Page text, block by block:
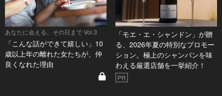
あなたに会える、その日まで Vol.3
「こんな話ができて嬉しい」10
歳以上年の離れた女たちが、仲
良くなれた理由
「モエ・エ・シャンドン」が贈
る、2026年夏の特別なプロモー
ション。極上のシャンパンを味
わえる厳選店舗を一挙紹介！
PR